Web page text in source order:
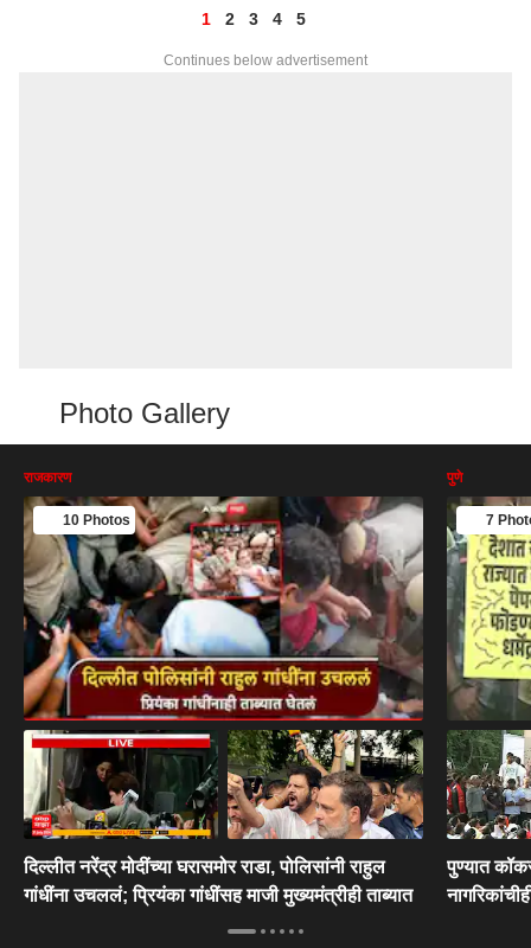
1 2 3 4 5
Continues below advertisement
Photo Gallery
राजकारण
10 Photos
दिल्लीत नरेंद्र मोदींच्या घरासमोर राडा, पोलिसांनी राहुल
गांधींना उचललं; प्रियंका गांधींसह माजी मुख्यमंत्रीही ताब्यात
पुणे
7
पुण्यात